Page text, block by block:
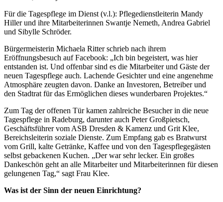
Für die Tagespflege im Dienst (v.l.): Pflegedienstleiterin Mandy
Hiller und ihre Mitarbeiterinnen Swantje Nemeth, Andrea Gabriel
und Sibylle Schröder.
Bürgermeisterin Michaela Ritter schrieb nach ihrem
Eröffnungsbesuch auf Facebook: „Ich bin begeistert, was hier
entstanden ist. Und offenbar sind es die Mitarbeiter und Gäste der
neuen Tagespflege auch. Lachende Gesichter und eine angenehme
Atmosphäre zeugten davon. Danke an Investoren, Betreiber und
den Stadtrat für das Ermöglichen dieses wunderbaren Projektes.“
Zum Tag der offenen Tür kamen zahlreiche Besucher in die neue
Tagespflege in Radeburg, darunter auch Peter Großpietsch,
Geschäftsführer vom ASB Dresden & Kamenz und Grit Klee,
Bereichsleiterin soziale Dienste. Zum Empfang gab es Bratwurst
vom Grill, kalte Getränke, Kaffee und von den Tagespflegegästen
selbst gebackenen Kuchen. „Der war sehr lecker. Ein großes
Dankeschön geht an alle Mitarbeiter und Mitarbeiterinnen für diesen
gelungenen Tag,“ sagt Frau Klee.
Was ist der Sinn der neuen Einrichtung?